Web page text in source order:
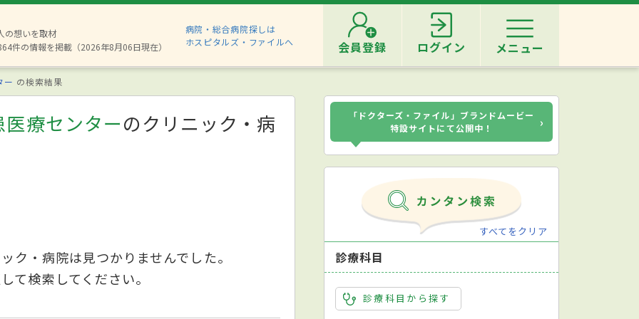
の想いを取材
件の情報を掲載（2026年8月06日現在）
病院・総合病院探しは
ホスピタルズ・ファイルへ
会員登録 ログイン メニュー
ー の検索結果
療センターのクリニック・病
ク・病院は見つかりませんでした。
て検索してください。
「ドクターズ・ファイル」ブランドムービー
特設サイトにて公開中！
›
すべてをクリア
診療科目
診療科目から探す